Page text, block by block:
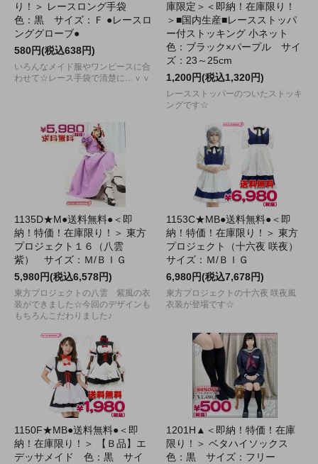
り！＞ レースロング手袋
色：黒 サイズ：Ｆ ●レースロ
ンググローブ●
580円(税込638円)
いろんなメイド服やワンピースに合
わせて☆レース手袋で清楚に…ｖｖ
庫限定＞＜即納！在庫限り！
＞■国内生産■レースストッパ
ー付ストッキング 小ネット
色：ブラック×パープル サイ
ズ：23～25cm
1,200円(税込1,320円)
レースストッパーのついたストッキ
ングです☆
1135D★M●送料無料●＜即
納！特価！在庫限り！＞ 東方
プロジェクト１６（八雲
紫） サイズ：Ｍ/ＢＩＧ
5,980円(税込6,578円)
東方プロジェクトの八雲 紫風の衣
装ができました☆今回のデザインも
もちろんこだわりました♪
1153C★MB●送料無料●＜即
納！特価！在庫限り！＞ 東方
プロジェクト（十六夜 咲夜）
サイズ：Ｍ/ＢＩＧ
6,980円(税込7,678円)
東方プロジェクトの十六夜 咲夜風
衣装が登場です☆
1150F★MB●送料無料●＜即
納！在庫限り！＞ 【Ｂ品】エ
デッサメイド 色：黒 サイ
1201H▲＜即納！特価！在庫
限り！＞ ベタハイソックス
色：黒 サイズ：フリー